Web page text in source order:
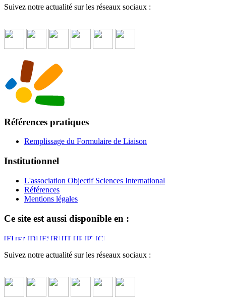
Suivez notre actualité sur les réseaux sociaux :
Références pratiques
Remplissage du Formulaire de Liaison
Institutionnel
L'association Objectif Sciences International
Références
Mentions légales
Ce site est aussi disponible en :
Suivez notre actualité sur les réseaux sociaux :